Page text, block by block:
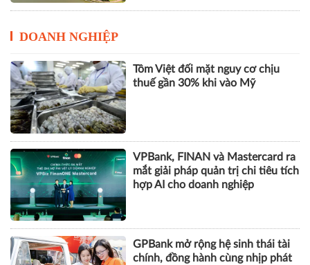
DOANH NGHIỆP
Tôm Việt đối mặt nguy cơ chịu
thuế gần 30% khi vào Mỹ
VPBank, FINAN và Mastercard ra
mắt giải pháp quản trị chi tiêu tích
hợp AI cho doanh nghiệp
GPBank mở rộng hệ sinh thái tài
chính, đồng hành cùng nhịp phát